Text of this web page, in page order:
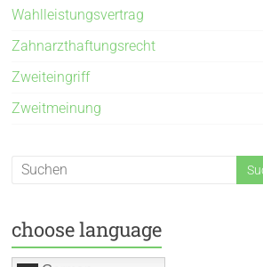
Wahlleistungsvertrag
Zahnarzthaftungsrecht
Zweiteingriff
Zweitmeinung
choose language